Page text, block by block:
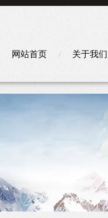
网站首页 关于我们